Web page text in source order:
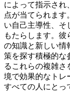
によって指示され
点が当てられます
い自己主導性、そ
もたらします。
の知識と新しい情
策を探す積極的な
るこれらの複雑さ
境で効果的なトレ
すべての人にとっ